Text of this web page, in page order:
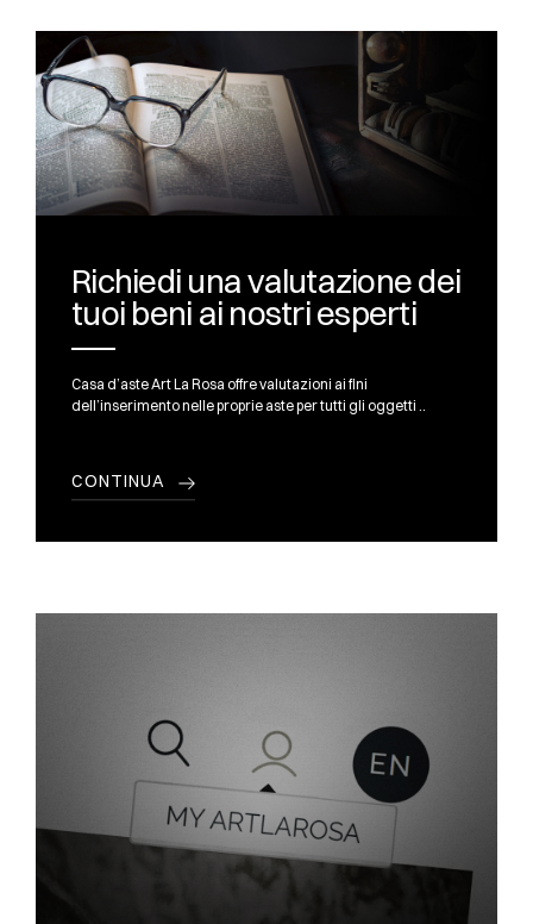
Richiedi una valutazione dei
tuoi beni ai nostri esperti
Casa d’aste Art La Rosa offre valutazioni ai fini
dell’inserimento nelle proprie aste per tutti gli oggetti ..
CONTINUA